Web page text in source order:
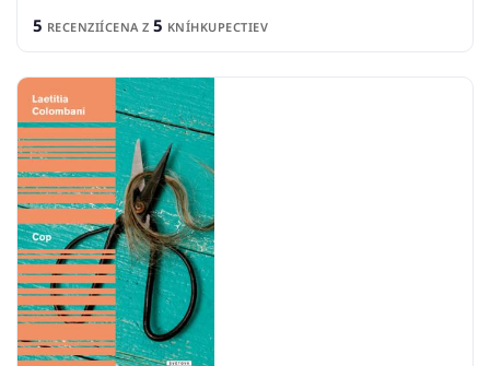
5 RECENZIÍCENA Z 5 KNÍHKUPECTIEV